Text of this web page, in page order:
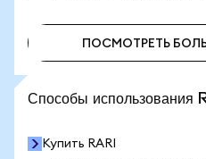
ПОСМОТРЕТЬ
Способы
Купить RARI